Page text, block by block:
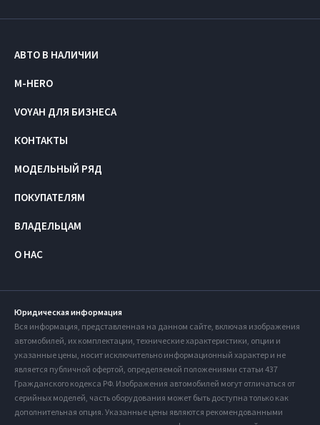
АВТО В НАЛИЧИИ
M-HERO
VOYAH ДЛЯ БИЗНЕСА
КОНТАКТЫ
МОДЕЛЬНЫЙ РЯД
ПОКУПАТЕЛЯМ
ВЛАДЕЛЬЦАМ
О НАС
Юридическая информация
Вся информация, представленная на данном сайте, включая изображения
автомобилей, их комплектации, технические характеристики, опции и
указанные цены, носит исключительно информационный характер и не
является публичной офертой, определяемой положениями статьи 437
Гражданского кодекса РФ. Изображения автомобилей могут отличаться от
серийных моделей, часть оборудования может быть доступна только как
дополнительная опция. Указанные цены являются рекомендованными